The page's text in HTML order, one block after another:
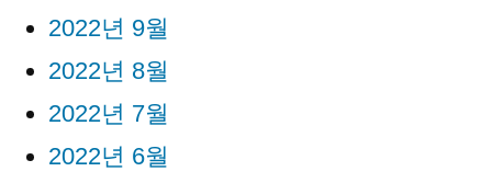
2022년 9월
2022년 8월
2022년 7월
2022년 6월